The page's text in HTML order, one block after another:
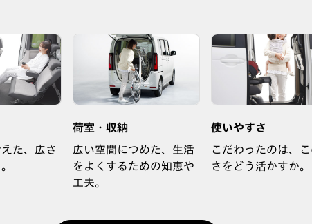
た、広さ
荷室・収納
広い空間につめた、生活
をよくするための知恵や
工夫。
使いやすさ
こだわったのは、
さをどう活かすか。